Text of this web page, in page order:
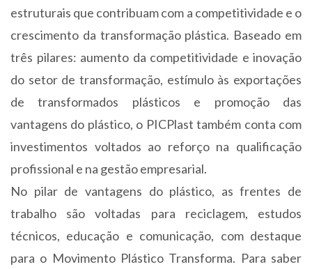
estruturais que contribuam com a competitividade e o
crescimento da transformação plástica. Baseado em
três pilares: aumento da competitividade e inovação
do setor de transformação, estímulo às exportações
de transformados plásticos e promoção das
vantagens do plástico, o PICPlast também conta com
investimentos voltados ao reforço na qualificação
profissional e na gestão empresarial.
No pilar de vantagens do plástico, as frentes de
trabalho são voltadas para reciclagem, estudos
técnicos, educação e comunicação, com destaque
para o Movimento Plástico Transforma. Para saber